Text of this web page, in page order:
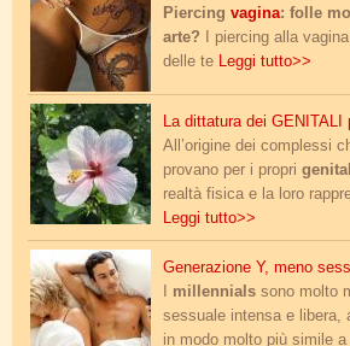
Piercing vagina: folle
arte?
I piercing alla
delle te Leggi tutto>>
genitali_perfetti.jpgLa dittatura dei GENITALI
All’origine dei complessi
provano per i propri
realtà fisica e la loro
Leggi tutto>>
millennials.jpg
Generazione Y, meno
millennials sono molto
sessuale intensa e libera,
in modo molto più simile